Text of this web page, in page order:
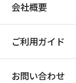
会社概要
ご利用ガイド
お問い合わせ